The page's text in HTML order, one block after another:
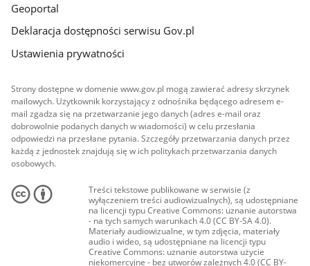
Geoportal
Deklaracja dostępności serwisu Gov.pl
Ustawienia prywatności
Strony dostępne w domenie www.gov.pl mogą zawierać adresy skrzynek
mailowych. Użytkownik korzystający z odnośnika będącego adresem e-
mail zgadza się na przetwarzanie jego danych (adres e-mail oraz
dobrowolnie podanych danych w wiadomości) w celu przesłania
odpowiedzi na przesłane pytania. Szczegóły przetwarzania danych przez
każdą z jednostek znajdują się w ich politykach przetwarzania danych
osobowych.
Treści tekstowe publikowane w serwisie (z
wyłączeniem treści audiowizualnych), są udostępniane
na licencji typu Creative Commons: uznanie autorstwa
- na tych samych warunkach 4.0 (CC BY-SA 4.0).
Materiały audiowizualne, w tym zdjęcia, materiały
audio i wideo, są udostępniane na licencji typu
Creative Commons: uznanie autorstwa użycie
niekomercyjne - bez utworów zależnych 4.0 (CC BY-